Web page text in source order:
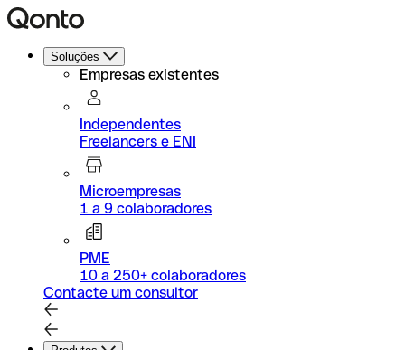
Soluções
Empresas existentes
Independentes
Freelancers e ENI
Microempresas
1 a 9 colaboradores
PME
10 a 250+ colaboradores
Contacte um consultor